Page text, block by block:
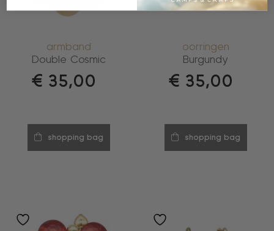
armband
Double Cosmic
€ 35,00
shopping bag
oorringen
Burgundy
€ 35,00
shopping bag